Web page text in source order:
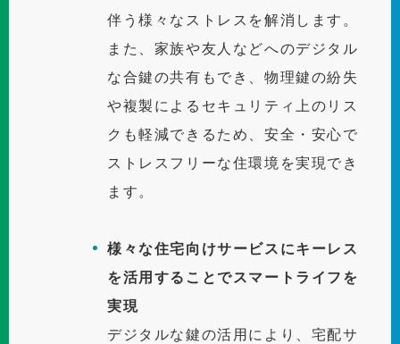
伴う様々なストレスを解消します。
また、家族や友人などへのデジタル
な合鍵の共有もでき、物理鍵の紛失
や複製によるセキュリティ上のリス
クも軽減できるため、安全・安心で
ストレスフリーな住環境を実現でき
ます。
様々な住宅向けサービスにキーレス
を活用することでスマートライフを
実現
デジタルな鍵の活用により、宅配サ